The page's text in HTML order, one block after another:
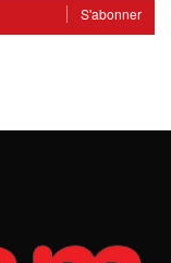
S'abonner